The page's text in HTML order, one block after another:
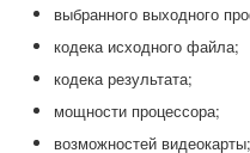
выбранного выходного
кодека исходного файла;
кодека результата;
мощности процессора;
возможностей видеокарты;